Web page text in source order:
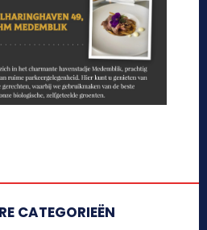
CATEGORIEËN